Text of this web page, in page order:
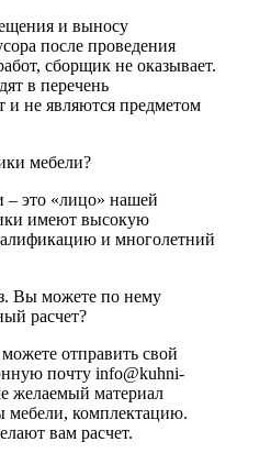
и выносу
после проведения
сборщик не оказывает.
в перечень
и не являются предметом
мебели?
– это «лицо» нашей
имеют высокую
и многолетний
Вы можете по нему
расчет?
отправить свой
почту info@kuhni-
желаемый материал
мебели, комплектацию.
вам расчет.